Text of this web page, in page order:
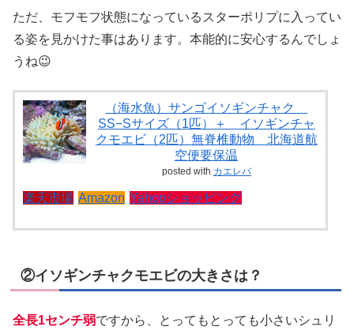
ただ、モフモフ状態になっているスターポリプに入ってい
る姿を見かけた事はあります。本能的に安心するんでしょ
うね😉
（海水魚）サンゴイソギンチャク
SS−Sサイズ（1匹）＋ イソギンチャ
クモエビ（2匹）無脊椎動物 北海道航
空便要保温
posted with カエレバ
楽天市場 Amazon Yahooショッピング
②イソギンチャクモエビの大きさは？
全長1センチ弱ですから、とってもとっても小さいシュリ